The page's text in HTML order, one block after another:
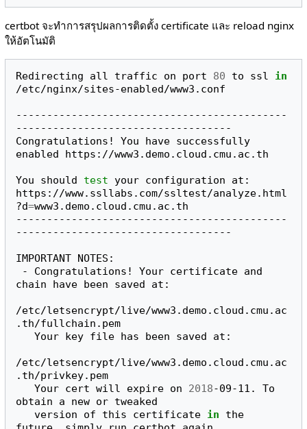
certbot จะทำการสรุปผลการติดตั้ง certificate และ reload nginx
ให้อัตโนมัติ
Redirecting all traffic on port 80 to ssl in
/etc/nginx/sites-enabled/www3.conf
--------------------------------------------
-----------------------------------
Congratulations! You have successfully
enabled https://www3.demo.cloud.cmu.ac.th
You should test your configuration at:
https://www.ssllabs.com/ssltest/analyze.html
?d=www3.demo.cloud.cmu.ac.th
--------------------------------------------
-----------------------------------
IMPORTANT NOTES:
chain have been saved at:
/etc/letsencrypt/live/www3.demo.cloud.cmu.ac
.th/fullchain.pem
   Your key file has been saved at:
/etc/letsencrypt/live/www3.demo.cloud.cmu.ac
.th/privkey.pem
   Your cert will expire on
2018-09-11. To
obtain a new or tweaked
   version of this certificate
in the